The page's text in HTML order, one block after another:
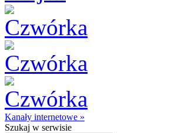
Kanały internetowe »
Szukaj w serwisie